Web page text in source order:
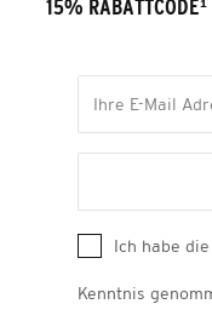
15% RABATTCODE¹
Ich habe die
Kenntnis